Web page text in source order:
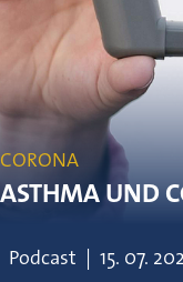
CORONA
ASTHMA UND
Podcast | 15. 07.